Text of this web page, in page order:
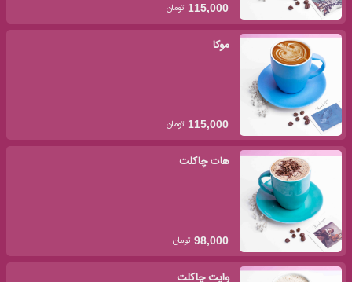
115,000 تومان
موکا
115,000 تومان
هات چاکلت
98,000 تومان
وایت چاکلت